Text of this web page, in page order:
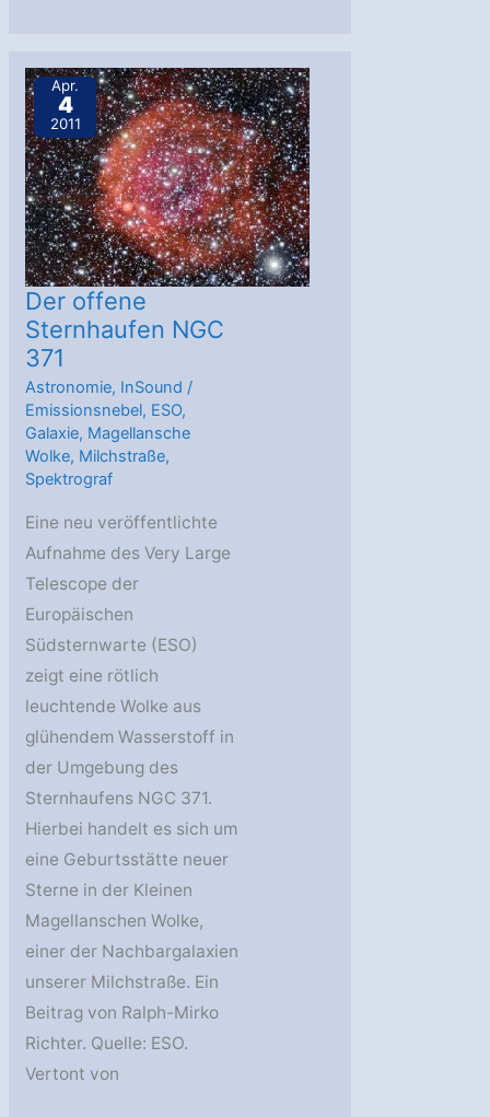
Stern
wirft
Fragen
auf
Apr.
4
2011
Der offene
Sternhaufen NGC
371
Astronomie, InSound /
Emissionsnebel, ESO,
Galaxie, Magellansche
Wolke, Milchstraße,
Spektrograf
Eine neu veröffentlichte
Aufnahme des Very Large
Telescope der
Europäischen
Südsternwarte (ESO)
zeigt eine rötlich
leuchtende Wolke aus
glühendem Wasserstoff in
der Umgebung des
Sternhaufens NGC 371.
Hierbei handelt es sich um
eine Geburtsstätte neuer
Sterne in der Kleinen
Magellanschen Wolke,
einer der Nachbargalaxien
unserer Milchstraße. Ein
Beitrag von Ralph-Mirko
Richter. Quelle: ESO.
Vertont von